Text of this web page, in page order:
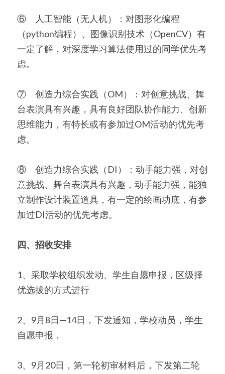
⑥　人工智能（无人机）：对图形化编程
（python编程）、图像识别技术（OpenCV）有
一定了解，对深度学习算法使用过的同学优先考
虑。
⑦　创造力综合实践（OM）：对创意挑战、舞
台表演具有兴趣，具有良好团队协作能力、创新
思维能力，有特长或有参加过OM活动的优先考
虑。
⑧　创造力综合实践（DI）：动手能力强，对创
意挑战、舞台表演具有兴趣，动手能力强，能独
立制作设计装置道具，有一定的绘画功底，有参
加过DI活动的优先考虑。
四、招收安排
1、采取学校组织发动、学生自愿申报，区级择
优选拔的方式进行
2、9月8日—14日，下发通知，学校动员，学生
自愿申报，
3、9月20日，第一轮初审材料后，下发第二轮